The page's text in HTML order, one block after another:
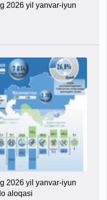
2026 yil yanvar-iyun
2026 yil yanvar-iyun
aloqasi